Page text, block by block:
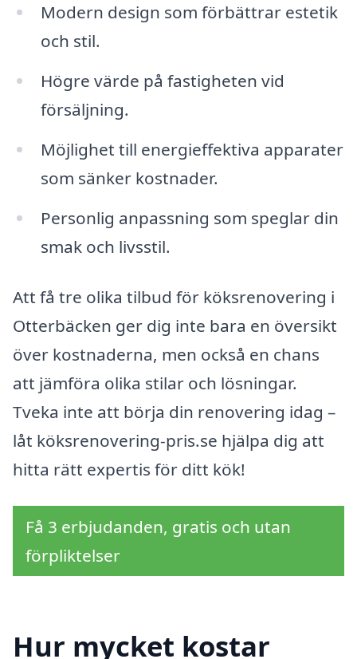
Modern design som förbättrar estetik
och stil.
Högre värde på fastigheten vid
försäljning.
Möjlighet till energieffektiva apparater
som sänker kostnader.
Personlig anpassning som speglar din
smak och livsstil.
Att få tre olika tilbud för köksrenovering i
Otterbäcken ger dig inte bara en översikt
över kostnaderna, men också en chans
att jämföra olika stilar och lösningar.
Tveka inte att börja din renovering idag –
låt köksrenovering-pris.se hjälpa dig att
hitta rätt expertis för ditt kök!
Få 3 erbjudanden, gratis och utan
förpliktelser
Hur mycket kostar